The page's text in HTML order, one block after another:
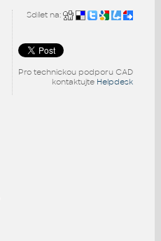
Sdílet na:
Pro technickou podporu CAD
kontaktujte Helpdesk